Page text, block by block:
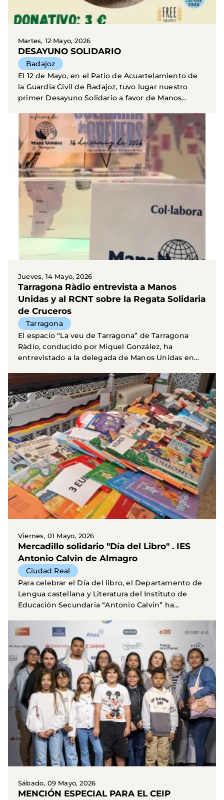
Martes, 12 Mayo, 2026
DESAYUNO SOLIDARIO
Badajoz
El 12 de Mayo, en el Patio de Acuartelamiento de
la Guardia Civil de Badajoz, tuvo lugar nuestro
primer Desayuno Solidario a favor de Manos
Jueves, 14 Mayo, 2026
Tarragona Ràdio entrevista a Manos
Unidas y al RCNT sobre la Regata Solidaria
de Cruceros
Tarragona
El espacio “La veu de Tarragona” de Tarragona
Ràdio, conducido por Miquel González, ha
entrevistado a la delegada de Manos Unidas en
Viernes, 01 Mayo, 2026
Mercadillo solidario "Día del Libro" . IES
Antonio Calvin de Almagro
Ciudad Real
Para celebrar el Día del libro, el Departamento de
Lengua castellana y Literatura del Instituto de
Educación Secundaria “Antonio Calvin” ha
Sábado, 09 Mayo, 2026
MENCIÓN ESPECIAL PARA EL CEIP